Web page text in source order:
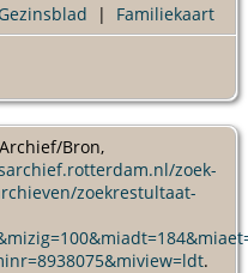
Gezinsblad | Familiekaart
Bron,
zoek-
zoekrestultaat-
.